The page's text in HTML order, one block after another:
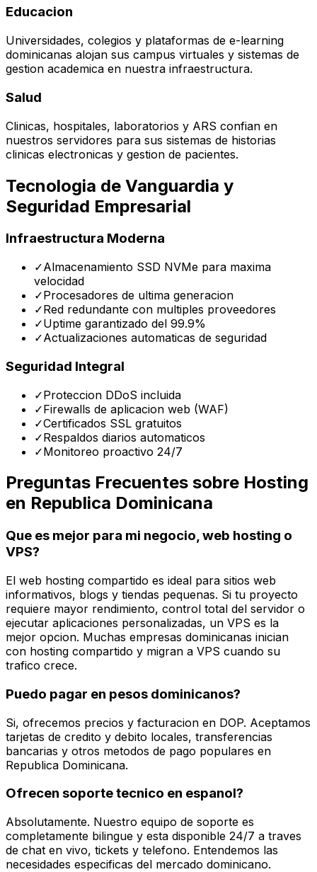
Educacion
Universidades, colegios y plataformas de e-learning
dominicanas alojan sus campus virtuales y sistemas de
gestion academica en nuestra infraestructura.
Salud
Clinicas, hospitales, laboratorios y ARS confian en
nuestros servidores para sus sistemas de historias
clinicas electronicas y gestion de pacientes.
Tecnologia de Vanguardia y
Seguridad Empresarial
Infraestructura Moderna
✓Almacenamiento SSD NVMe para maxima
velocidad
✓Procesadores de ultima generacion
✓Red redundante con multiples proveedores
✓Uptime garantizado del 99.9%
✓Actualizaciones automaticas de seguridad
Seguridad Integral
✓Proteccion DDoS incluida
✓Firewalls de aplicacion web (WAF)
✓Certificados SSL gratuitos
✓Respaldos diarios automaticos
✓Monitoreo proactivo 24/7
Preguntas Frecuentes sobre Hosting
en Republica Dominicana
Que es mejor para mi negocio, web hosting o
VPS?
El web hosting compartido es ideal para sitios web
informativos, blogs y tiendas pequenas. Si tu proyecto
requiere mayor rendimiento, control total del servidor o
ejecutar aplicaciones personalizadas, un VPS es la
mejor opcion. Muchas empresas dominicanas inician
con hosting compartido y migran a VPS cuando su
trafico crece.
Puedo pagar en pesos dominicanos?
Si, ofrecemos precios y facturacion en DOP. Aceptamos
tarjetas de credito y debito locales, transferencias
bancarias y otros metodos de pago populares en
Republica Dominicana.
Ofrecen soporte tecnico en espanol?
Absolutamente. Nuestro equipo de soporte es
completamente bilingue y esta disponible 24/7 a traves
de chat en vivo, tickets y telefono. Entendemos las
necesidades especificas del mercado dominicano.